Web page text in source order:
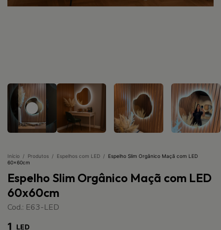
Início / Produtos / Espelhos com LED /
Espelho Slim Orgânico Maçã com LED
60x60cm
Espelho Slim Orgânico Maçã com LED
60x60cm
Cod.: E63-LED
1 LED